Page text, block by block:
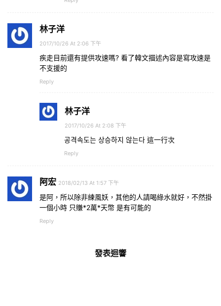
林子洋
2017/10/26 At 2:06 下午
疾走目前還有提供攻速嗎? 看了韓文描述內容是寫攻速是
不支援的
Reply
林子洋
2017/10/26 At 2:08 下午
공격속도는 상승하지 않는다 這一行次
Reply
阿宏 2018/02/13 At 1:57 下午
是阿，所以除非練風妖，其他的人請喝綠水就好，不然掛
一個小時 只賺*2萬*天幣 是有可能的
Reply
發表迴響